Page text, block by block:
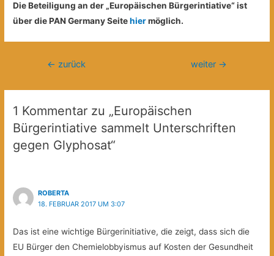
Die Beteiligung an der „Europäischen Bürgerintiative“ ist
über die PAN Germany Seitehiermöglich.
Beitragsnavigation
← zurück weiter →
1 Kommentar zu „Europäischen
Bürgerintiative sammelt Unterschriften
gegen Glyphosat“
ROBERTA
18. FEBRUAR 2017 UM 3:07
Das ist eine wichtige Bürgerinitiative, die zeigt, dass sich die
EU Bürger den Chemielobbyismus auf Kosten der Gesundheit